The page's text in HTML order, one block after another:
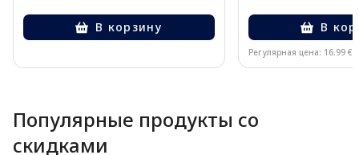
В корзину В
Регулярная цена: 16.99 €
Популярные продукты со
скидками